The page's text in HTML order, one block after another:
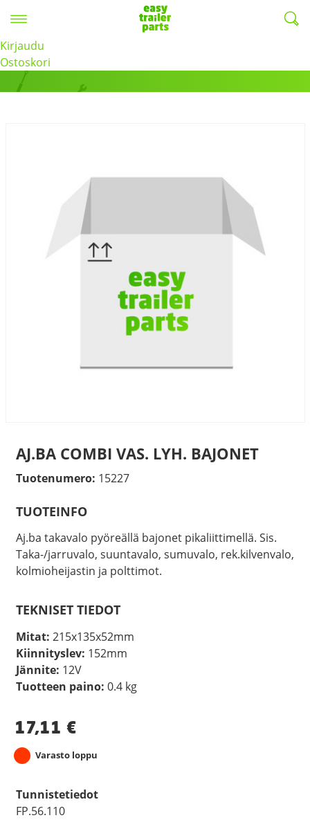
Kirjaudu
Ostoskori
Tuotteet
AJ.BA COMBI VAS. LYH. BAJONET
Tuotenumero: 15227
TUOTEINFO
Aj.ba takavalo pyöreällä bajonet pikaliittimellä. Sis.
Taka-/jarruvalo, suuntavalo, sumuvalo, rek.kilvenvalo,
kolmioheijastin ja polttimot.
TEKNISET TIEDOT
Mitat: 215x135x52mm
Kiinnityslev: 152mm
Jännite: 12V
Tuotteen paino: 0.4 kg
17,11 €
Varasto loppu
Tunnistetiedot
FP.56.110